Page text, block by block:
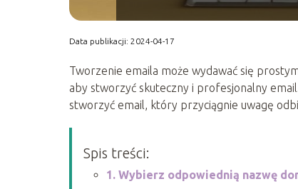
Data publikacji: 2024-04-17
Tworzenie emaila może wydawać się
aby stworzyć skuteczny i profesjonalny
stworzyć email, który przyciągnie uwagę
Spis treści:
1. Wybierz odpowiednią nazwę